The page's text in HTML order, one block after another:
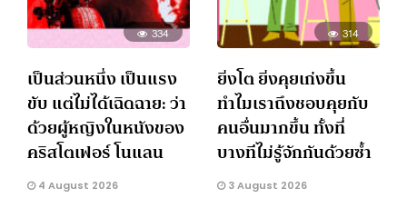
334
เป็นส่วนหนึ่ง เป็นแรง
ขับ แต่ไม่ได้เฉิดฉาย: ว่า
ด้วยผู้หญิงในหนังของ
คริสโตเฟอร์ โนแลน
4 August 2026
314
ยิ่งโต ยิ่งคุยเก่งขึ้น
ทำไมเราถึงชอบคุยกับ
คนอื่นมากขึ้น ทั้งที่
บางทีไม่รู้จักกันด้วยซ้ำ
3 August 2026